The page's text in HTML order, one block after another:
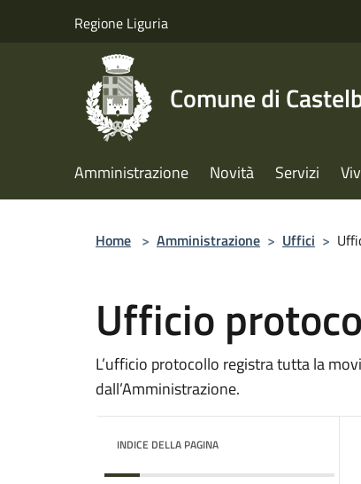
Regione Liguria
Comune di
Amministrazione Novità Servizi
Home > Amministrazione > Uffici >
Ufficio
L’ufficio protocollo registra tutta la
dall’Amministrazione.
INDICE DELLA PAGINA